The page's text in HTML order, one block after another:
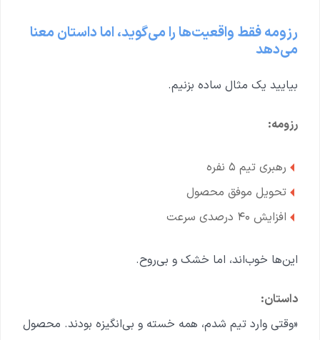
رزومه فقط واقعیت‌ها را می‌گوید، اما داستان معنا
می‌دهد
بیایید یک مثال ساده بزنیم.
رزومه:
رهبری تیم ۵ نفره
تحویل موفق محصول
افزایش ۴۰ درصدی سرعت
این‌ها خوب‌اند، اما خشک و بی‌روح.
داستان:
«وقتی وارد تیم شدم، همه خسته و بی‌انگیزه بودند. محصول